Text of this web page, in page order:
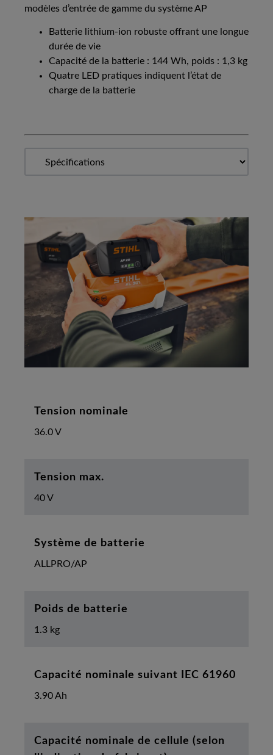
modèles d’entrée de gamme du système AP
Batterie lithium-ion robuste offrant une longue
durée de vie
Capacité de la batterie : 144 Wh, poids : 1,3 kg
Quatre LED pratiques indiquent l’état de
charge de la batterie
Tension nominale
36.0 V
Tension max.
40 V
Système de batterie
ALLPRO/AP
Poids de batterie
1.3 kg
Capacité nominale suivant IEC 61960
3.90 Ah
Capacité nominale de cellule (selon